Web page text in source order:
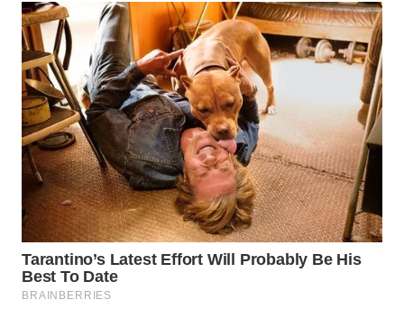
WN
LABUHANBATU
WN
TAPANULI
TENGAH
WN DELI
SERDANG
WN
TEBING
TINGGI